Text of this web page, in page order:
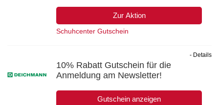
Zur Aktion
Schuhcenter Gutschein
10% Rabatt Gutschein für die
Anmeldung am Newsletter!
Gutschein anzeigen
- Details